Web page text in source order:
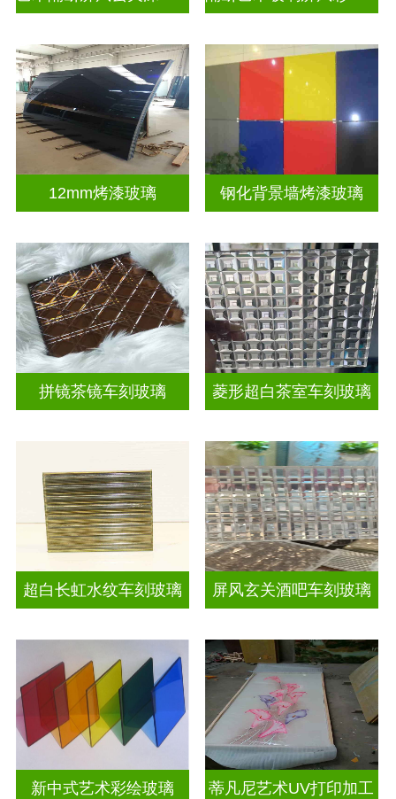
12mm烤漆玻璃 钢化背景墙烤漆玻璃
拼镜茶镜车刻玻璃 菱形超白茶室车刻玻璃
超白长虹水纹车刻玻璃 屏风玄关酒吧车刻玻璃
新中式艺术彩绘玻璃 蒂凡尼艺术UV打印加工